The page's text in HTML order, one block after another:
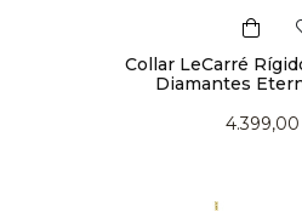
Collar LeCarré
Diamantes